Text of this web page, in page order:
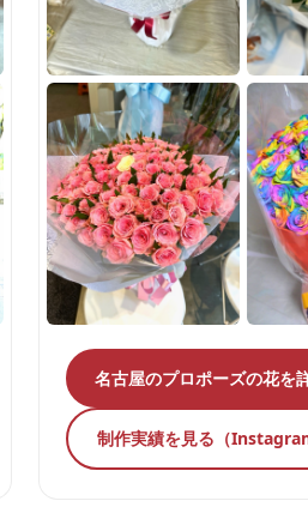
名古屋のプロポーズの花を
制作実績を見る（